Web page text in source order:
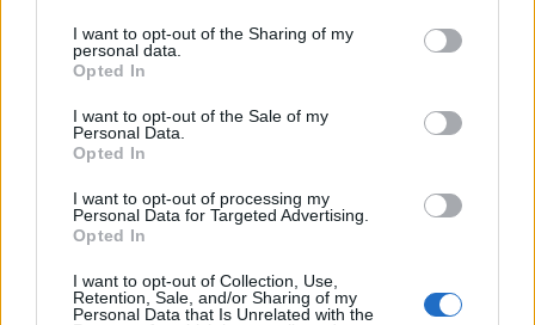
not limited to your visit or usage behaviour. You may click to
grant or deny consent to Google and its third-party tags to
use your data for below specified purposes in below Google
consent section.
I want to opt-out of the Sharing of my
personal data.
Opted In
I want to opt-out of the Sale of my
Personal Data.
Opted In
I want to opt-out of processing my
Personal Data for Targeted Advertising.
Opted In
I want to opt-out of Collection, Use,
Retention, Sale, and/or Sharing of my
Personal Data that Is Unrelated with the
2015. május 24.
Olvasom, hogy Gömöri szerint lejárató kampány
indult ellene. És újra meg újra megpróbálja előadni,
hogy teljesen rendben volt a közös pénzből kifizetett
végtörlesztése (de azért két hete visszafizette azt), és
ők Deutsch Tamással együtt csak egy gonosz
összeesküvés…
399. Deutsch, a támogató